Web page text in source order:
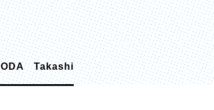
共通教育
教員一覧
国際文化学部
ODA Takashi